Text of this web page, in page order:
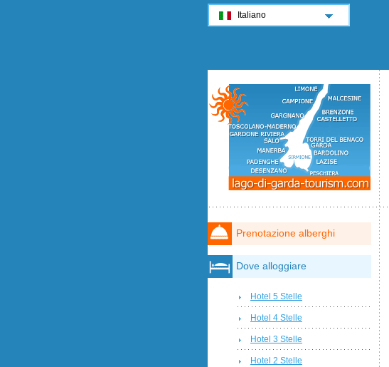
Prenotazione alberghi
Dove alloggiare
Hotel 5 Stelle
Hotel 4 Stelle
Hotel 3 Stelle
Hotel 2 Stelle
Italiano